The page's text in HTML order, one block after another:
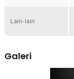
Adaptor power ini
plug output DC. Plug
Plug EU Makin Mudah
umumnya
Lain-lain
Galeri